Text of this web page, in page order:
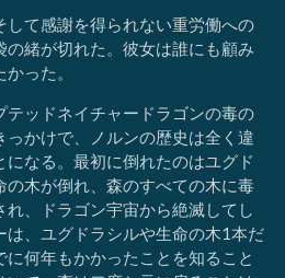
て感謝を得られない重労働への
緒が切れた。彼女は誰にも顧み
った。
テッドネイチャードラゴンの毒の
かけで、ノルンの歴史は全く違
になる。最初に倒れたのはユグド
の木が倒れ、森のすべての木に毒
、ドラゴン宇宙から絶滅してし
は、ユグドラシルや生命の木1本だ
何年もかかったことを知ること